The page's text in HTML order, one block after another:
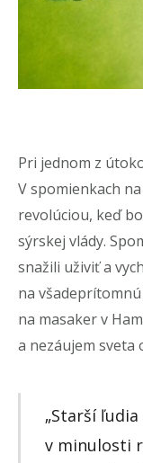
Pri jednom z
V spomienkach
revolúciou, keď
sýrskej vlády.
snažili uživiť a
na
na masaker v
a nezáujem sveta
„Starší
v minulosti